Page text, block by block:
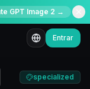
GPT Image 2 →
Entrar
specialized